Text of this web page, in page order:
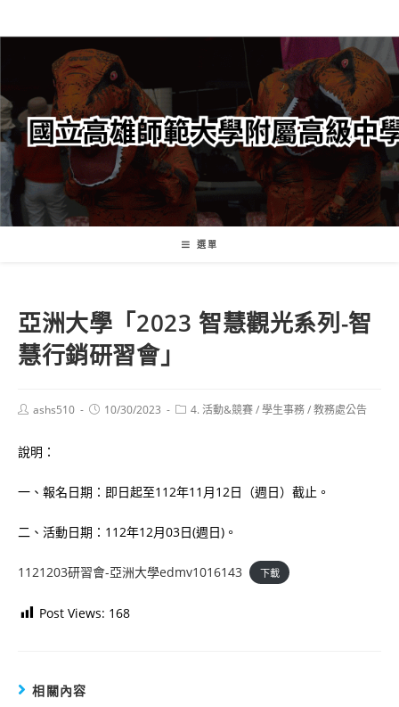
轉
要
內
容
選單
亞洲大學「2023 智慧觀光系列-智
慧行銷研習會」
Postashs510
Post10/30/2023
Post4. 活動&競賽/學生事務/教務處公告
說明：
一、報名日期：即日起至112年11月12日（週日）截止。
二、活動日期：112年12月03日(週日)。
1121203研習會-亞洲大學edmv1016143 下載
Post Views: 168
相關內容